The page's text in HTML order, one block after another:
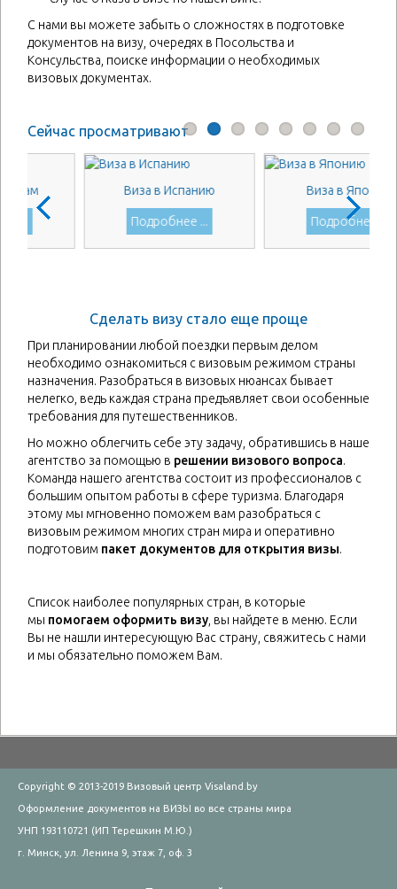
С нами вы можете забыть о сложностях в подготовке
документов на визу, очередях в Посольства и
Консульства, поиске информации о необходимых
визовых документах.
Сейчас просматривают
Виза в Испанию
Подробнее ...
Виза в Японию
Подробнее ...
Сделать визу стало еще проще
При планировании любой поездки первым делом
необходимо ознакомиться с визовым режимом страны
назначения. Разобраться в визовых нюансах бывает
нелегко, ведь каждая страна предъявляет свои особенные
требования для путешественников.
Но можно облегчить себе эту задачу, обратившись в наше
агентство за помощью в решении визового вопроса.
Команда нашего агентства состоит из профессионалов с
большим опытом работы в сфере туризма. Благодаря
этому мы мгновенно поможем вам разобраться с
визовым режимом многих стран мира и оперативно
подготовим пакет документов для открытия визы.
Список наиболее популярных стран, в которые
мы помогаем оформить визу, вы найдете в меню. Если
Вы не нашли интересующую Вас страну, свяжитесь с нами
и мы обязательно поможем Вам.
Copyright © 2013-2019 Визовый центр Visaland.by
Оформление документов на ВИЗЫ во все страны мира
УНП 193110721 (ИП Терешкин М.Ю.)
г. Минск, ул. Ленина 9, этаж 7, оф. 3